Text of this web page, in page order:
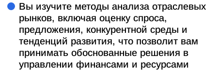
Вы изучите методы анализа отраслевых
рынков, включая оценку спроса,
предложения, конкурентной среды и
тенденций развития, что позволит вам
принимать обоснованные решения в
управлении финансами и ресурсами